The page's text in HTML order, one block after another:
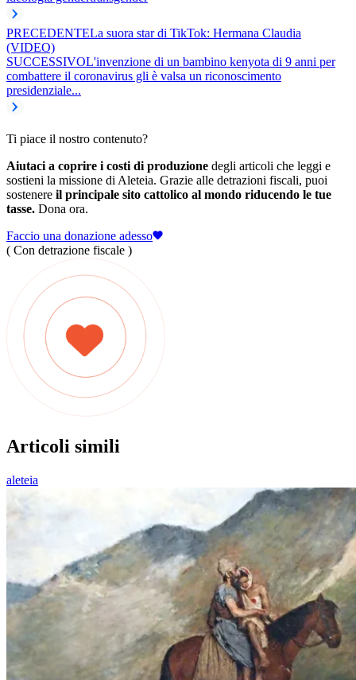
PRECEDENTELa suora star di TikTok: Hermana Claudia
(VIDEO)
SUCCESSIVOL'invenzione di un bambino kenyota di 9 anni per
combattere il coronavirus gli è valsa un riconoscimento
presidenziale...
Ti piace il nostro contenuto?
Aiutaci a coprire i costi di produzione degli articoli che leggi e
sostieni la missione di Aleteia. Grazie alle detrazioni fiscali, puoi
sostenere il principale sito cattolico al mondo riducendo le tue
tasse. Dona ora.
Faccio una donazione adesso
( Con detrazione fiscale )
Articoli simili
aleteia